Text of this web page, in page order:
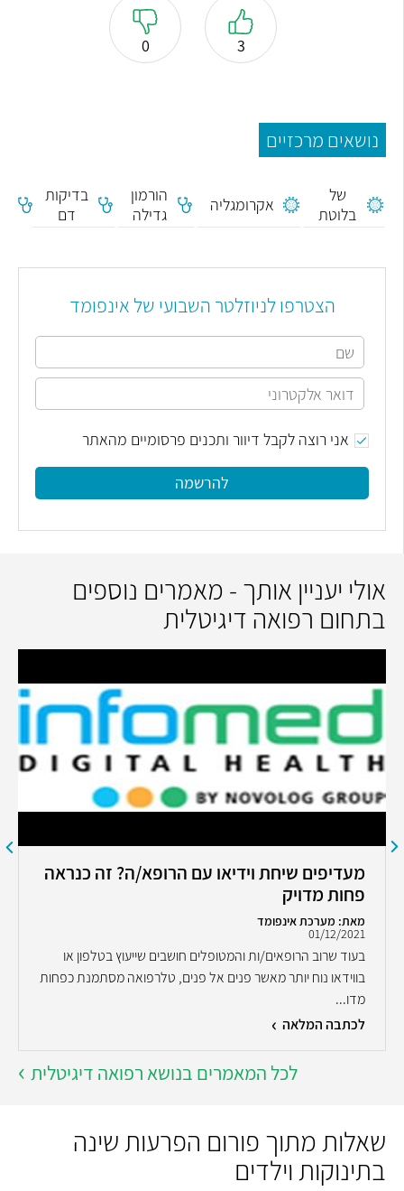
3
0
נושאים מרכזיים
תת
של
בלוטת
יותרת
אקרומגליה
הורמון
גדילה
בדיקות
דם
הצטרפו לניוזלטר השבועי של אינפומד
אני רוצה לקבל דיוור ותכנים פרסומיים מהאתר
להרשמה
אולי יעניין אותך - מאמרים נוספים
בתחום רפואה דיגיטלית
מעדיפים שיחת וידיאו עם הרופא/ה? זה כנראה
פחות מדויק
מאת: מערכת אינפומד
01/12/2021
בעוד שרוב הרופאים/ות והמטופלים חושבים שייעוץ בטלפון או
בווידאו נוח יותר מאשר פנים אל פנים, טלרפואה מסתמנת כפחות
מדו...
לכתבה המלאה
לכל המאמרים בנושא רפואה דיגיטלית
שאלות מתוך פורום הפרעות שינה
בתינוקות וילדים